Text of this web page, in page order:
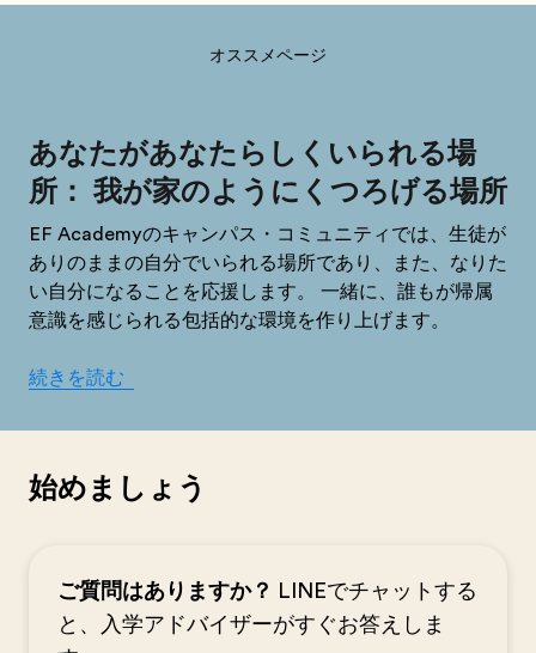
オススメページ
あなたがあなたらしくいられる場
所： 我が家のようにくつろげる場所
EF Academyのキャンパス・コミュニティでは、生徒が
ありのままの自分でいられる場所であり、また、なりた
い自分になることを応援します。 一緒に、誰もが帰属
意識を感じられる包括的な環境を作り上げます。
続きを読む
始めましょう
ご質問はありますか？ LINEでチャットする
と、入学アドバイザーがすぐお答えしま